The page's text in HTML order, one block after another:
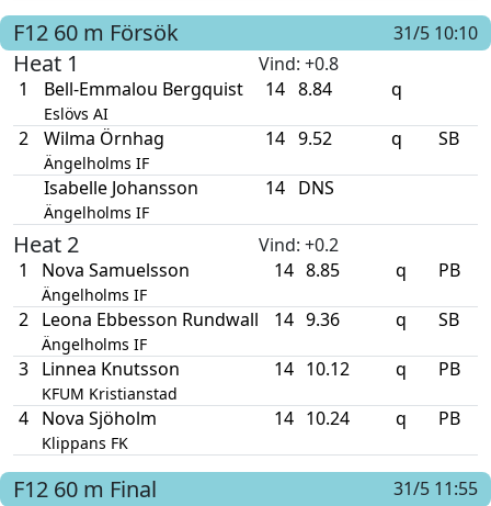
F12 60 m Försök 31/5 10:10
Heat 1 Vind: +0.8
1
Bell-Emmalou Bergquist
Eslövs AI
14 8.84 q
2 Wilma Örnhag
Ängelholms IF
14 9.52 q SB
Isabelle Johansson
Ängelholms IF
14 DNS
Heat 2 Vind: +0.2
1
Nova Samuelsson
Ängelholms IF
14 8.85 q PB
2 Leona Ebbesson Rundwall
Ängelholms IF
14 9.36 q SB
3 Linnea Knutsson
KFUM Kristianstad
14 10.12 q PB
4 Nova Sjöholm
Klippans FK
14 10.24 q PB
F12 60 m Final
31/5 11:55